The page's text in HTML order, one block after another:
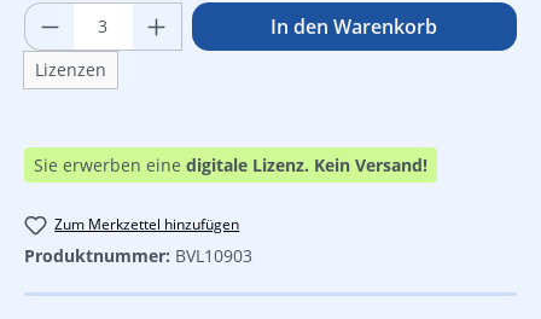
Produkt Anzahl: Gib den gewünschten
Lizenzen
In den Warenkorb
Sie erwerben eine digitale Lizenz. Kein Versand!
Zum Merkzettel hinzufügen
Produktnummer: BVL10903